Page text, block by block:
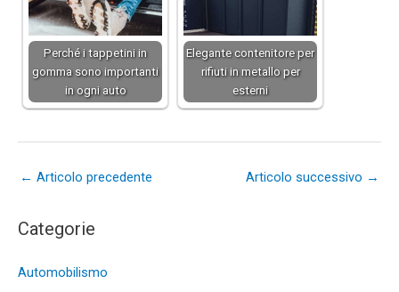
Perché i tappetini in
gomma sono importanti
in ogni auto
Elegante contenitore per
rifiuti in metallo per
esterni
← Articolo precedente Articolo successivo →
Categorie
Automobilismo